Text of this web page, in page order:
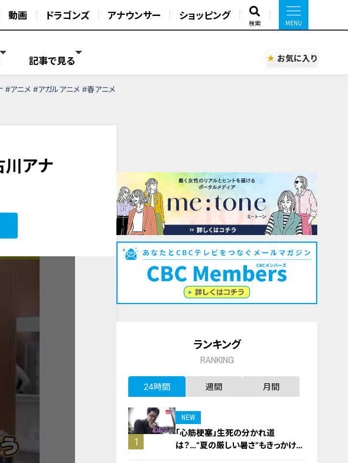
動画 ドラゴンズ アナウンサー ショッピング
検索
記事で見る お気に入り
#アニメ #アガルアニメ #春アニメ
川アナ
ランキング
RANKING
24時間 週間 月間
1
NEW
「心筋梗塞」生死の分かれ道
は？…“夏の厳しい暑さ”もきっかけ
に！発症前のキケンなサインと対処